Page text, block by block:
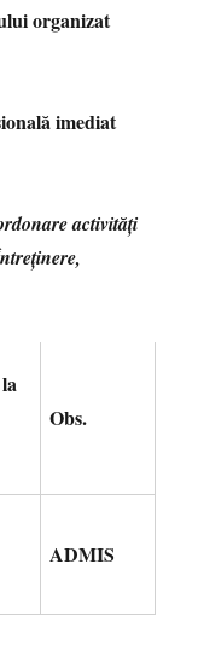
organizat
imediat
activități
Obs.
ADMIS